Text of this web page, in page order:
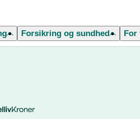
Forsikring og sundhed For